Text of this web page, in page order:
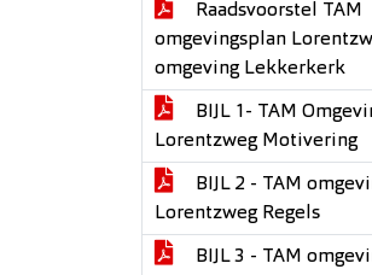
Raadsvoorstel TAM
omgevingsplan
omgeving Lekkerkerk
BIJL 1- TAM
Lorentzweg Motivering
BIJL 2 - TAM
Lorentzweg Regels
BIJL 3 - TAM